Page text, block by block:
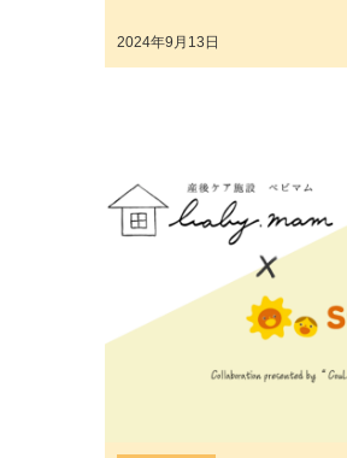
2024年9月13日